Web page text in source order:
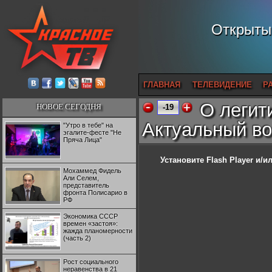
ГЛАВНАЯ ТЕЛЕВИДЕНИЕ
НОВОЕ СЕГОДНЯ
"Утро в тебе" на
эгалите-фесте "Не
Пряча Лица"
Мохаммед Фидель
Али Селем,
представитель
фронта Полисарио в
РФ
Экономика СССР
времен «застоя»:
жажда планомерности
(часть 2)
Рост социального
неравенства в 21
-19
О
Актуальный
Установите Flash Player и/